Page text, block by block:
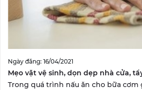
Ngày đăng: 16/04/2021
Mẹo vặt vệ sinh, dọn dẹp nhà cửa,
Trong quá trình nấu ăn cho bữa cơm